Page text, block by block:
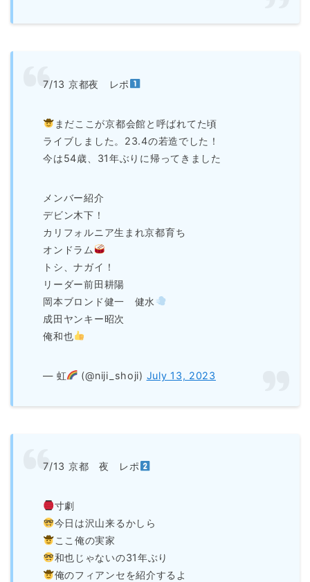
7/13 京都夜 レポ
まだここが京都会館と呼ばれてた頃
ライブしました。23.4の若造でした！
今は54歳、31年ぶりに帰ってきました
メンバー紹介
デビン木下！
カリフォルニア生まれ京都育ち
オンドラム
トシ、ナガイ！
リーダー前田耕陽
岡本ブロンド健一 健水
成田ヤンキー昭次
俺和也
— 虹 (@niji_shoji) July 13, 2023
7/13 京都 夜 レポ
寸劇
今日は沢山来るかしら
ここ俺の実家
和也じゃないの31年ぶり
俺のフィアンセを紹介するよ